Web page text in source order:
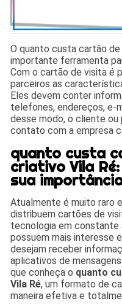
O quanto custa cartão
importante ferramenta
Com o cartão de visita é
parceiros as
Eles devem conter
telefones, endereços, e-
desse modo, o cliente
contato com a empresa
quanto custa
criativo Vila
sua
Atualmente é muito raro
distribuem cartões de
tecnologia em constante
possuem mais interesse
desejam receber
aplicativos de
que conheça o quanto
Vila Ré, um formato de
maneira efetiva e